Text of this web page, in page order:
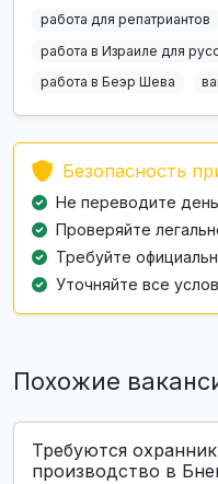
работа для репатриантов
работа в Израиле для
работа в Беэр Шева
Безопасность
Не переводите
Проверяйте
Требуйте
Уточняйте все
Похожие
Требуются
производство в